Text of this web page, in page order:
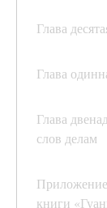
Глава
Глава
Глава
слов делам
Приложение
книги